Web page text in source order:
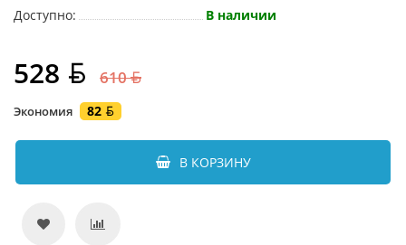
Доступно:
В наличии
528 610
Экономия 82
В КОРЗИНУ